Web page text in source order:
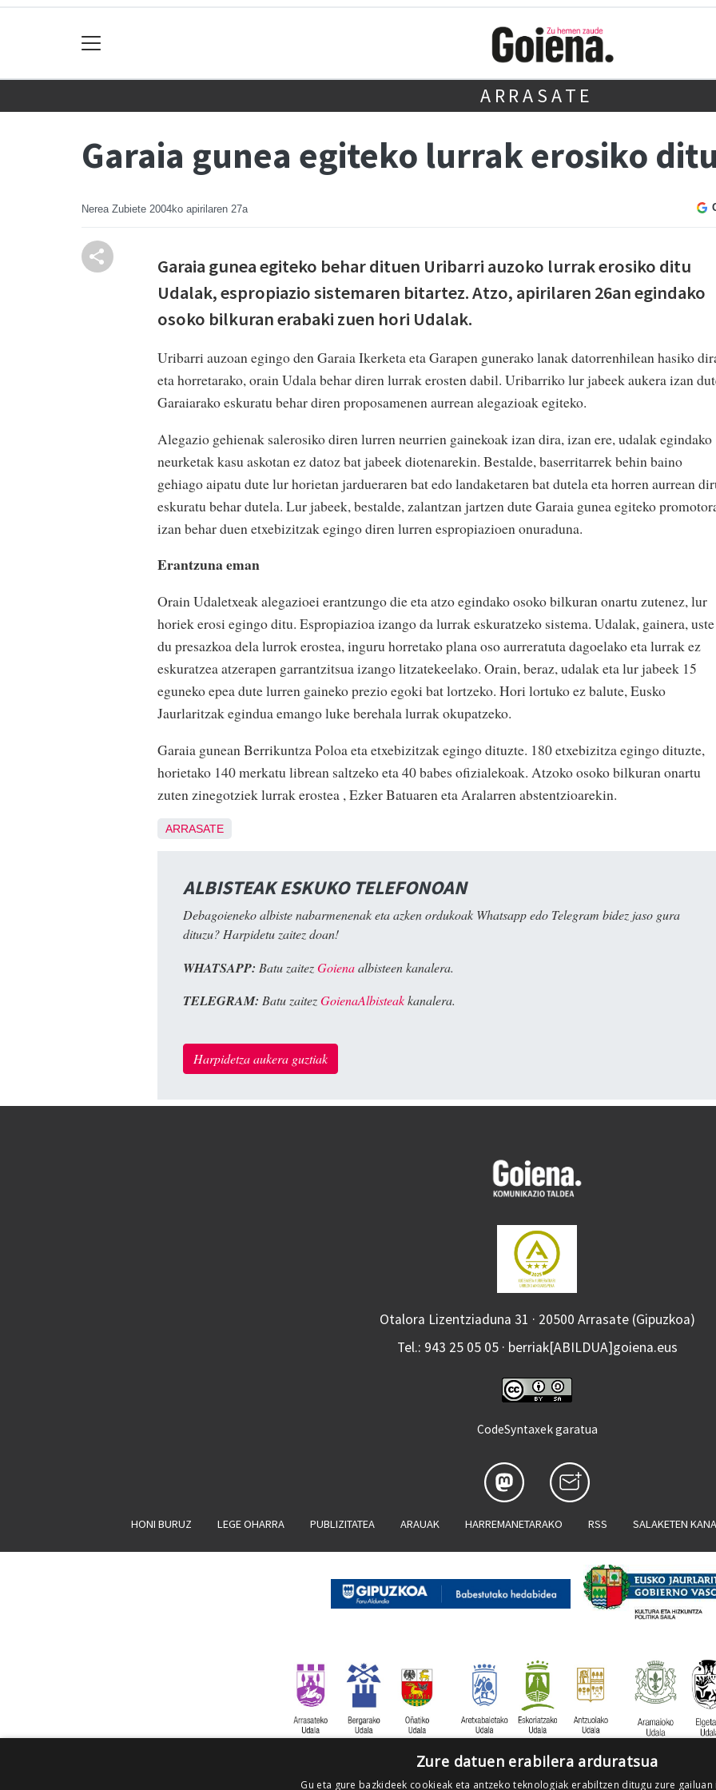
ARRASATE
Garaia gunea egiteko lurrak erosiko
Nerea Zubiete 2004ko apirilaren 27a
Garaia gunea egiteko behar dituen Uribarri auzoko lurrak erosiko ditu
Udalak, espropiazio sistemaren bitartez. Atzo, apirilaren 26an egindako
osoko bilkuran erabaki zuen hori Udalak.
Uribarri auzoan egingo den Garaia Ikerketa eta Garapen gunerako lanak datorrenhilean hasiko
eta horretarako, orain Udala behar diren lurrak erosten dabil. Uribarriko lur jabeek aukera izan
Garaiarako eskuratu behar diren proposamenen aurrean alegazioak egiteko.
Alegazio gehienak salerosiko diren lurren neurrien gainekoak izan dira, izan ere, udalak egindako
neurketak kasu askotan ez datoz bat jabeek diotenarekin. Bestalde, baserritarrek behin baino
gehiago aipatu dute lur horietan jardueraren bat edo landaketaren bat dutela eta horren aurrean
eskuratu behar dutela. Lur jabeek, bestalde, zalantzan jartzen dute Garaia gunea egiteko
izan behar duen etxebizitzak egingo diren lurren espropiazioen onuraduna.
Erantzuna eman
Orain Udaletxeak alegazioei erantzungo die eta atzo egindako osoko bilkuran onartu zutenez, lur
horiek erosi egingo ditu. Espropiazioa izango da lurrak eskuratzeko sistema. Udalak, gainera, uste
du presazkoa dela lurrok erostea, inguru horretako plana oso aurreratuta dagoelako eta lurrak ez
eskuratzea atzerapen garrantzitsua izango litzatekeelako. Orain, beraz, udalak eta lur jabeek 15
eguneko epea dute lurren gaineko prezio egoki bat lortzeko. Hori lortuko ez balute, Eusko
Jaurlaritzak egindua emango luke berehala lurrak okupatzeko.
Garaia gunean Berrikuntza Poloa eta etxebizitzak egingo dituzte. 180 etxebizitza egingo dituzte,
horietako 140 merkatu librean saltzeko eta 40 babes ofizialekoak. Atzoko osoko bilkuran onartu
zuten zinegotziek lurrak erostea , Ezker Batuaren eta Aralarren abstentzioarekin.
ARRASATE
ALBISTEAK ESKUKO TELEFONOAN
Debagoieneko albiste nabarmenenak eta azken ordukoak Whatsapp edo Telegram bidez jaso gura
dituzu? Harpidetu zaitez doan!
WHATSAPP: Batu zaitezGoienaalbisteen kanalera.
TELEGRAM: Batu zaitezGoienaAlbisteakkanalera.
Harpidetza aukera guztiak
Otalora Lizentziaduna 31 · 20500 Arrasate (Gipuzkoa)
Tel.: 943 25 05 05 · berriak[ABILDUA]goiena.eus
CodeSyntaxek garatua
HONI BURUZ LEGE OHARRA PUBLIZITATEA ARAUAK HARREMANETARAKO RSS SALAKETEN
Zure datuen erabilera arduratsua
Gu eta gure bazkideek cookieak eta antzeko teknologiak erabiltzen ditugu zure